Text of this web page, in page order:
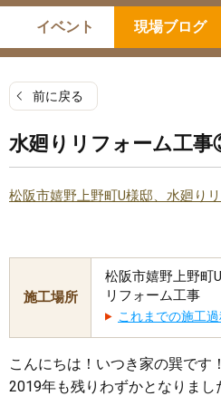
イベント 現場ブログ
前に戻る
水廻りリフォーム工
松阪市嬉野上野町U様邸、水廻り
施工場所
松阪市嬉野上野町
リフォーム工事
これまでの施工
こんにちは！いつき家の巽です！
2019年も残りわずかとなりまし